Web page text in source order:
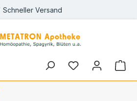
Schneller Versand